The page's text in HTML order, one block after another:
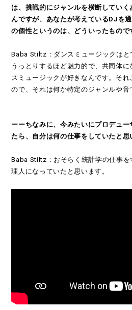
は、挑戦的にジャンルを横断してい
んですが、あなたが考えているDJを
の個性というのは、どういったもので
Baba Stiltz：ダンスミュージックはと
うっとりするほど魅力的で、共同体
スミュージックが好きなんです。そ
ので、それは何か特定のジャンルや音
ーーちなみに、今みたいにプロデュ
たら、自分は何の仕事をしていたと思
Baba Stiltz：おそらく統計学の仕事
理人になっていたと思います。